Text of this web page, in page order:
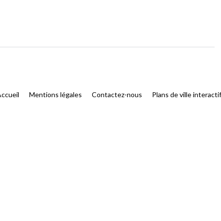
Mentions légales Contactez-nous Plans de ville